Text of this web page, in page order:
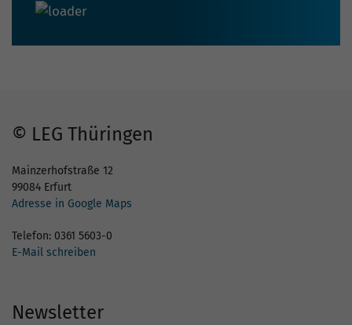
© LEG Thüringen
Mainzerhofstraße 12
99084 Erfurt
Adresse in Google Maps
Telefon: 0361 5603-0
E-Mail schreiben
Newsletter